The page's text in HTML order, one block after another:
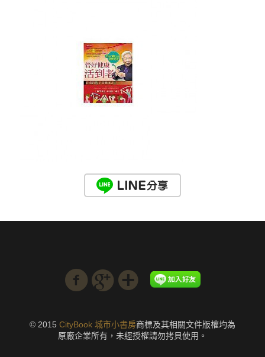
© 2015 CityBook 城市小書房商標及其相關文件版權均為
原廠企業所有，未經授權請勿拷貝使用。